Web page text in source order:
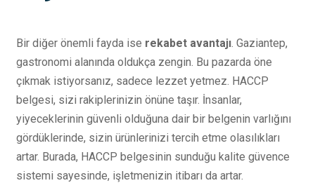
Bir diğer önemli fayda ise rekabet avantajı. Gaziantep,
gastronomi alanında oldukça zengin. Bu pazarda öne
çıkmak istiyorsanız, sadece lezzet yetmez. HACCP
belgesi, sizi rakiplerinizin önüne taşır. İnsanlar,
yiyeceklerinin güvenli olduğuna dair bir belgenin varlığını
gördüklerinde, sizin ürünlerinizi tercih etme olasılıkları
artar. Burada, HACCP belgesinin sunduğu kalite güvence
sistemi sayesinde, işletmenizin itibarı da artar.